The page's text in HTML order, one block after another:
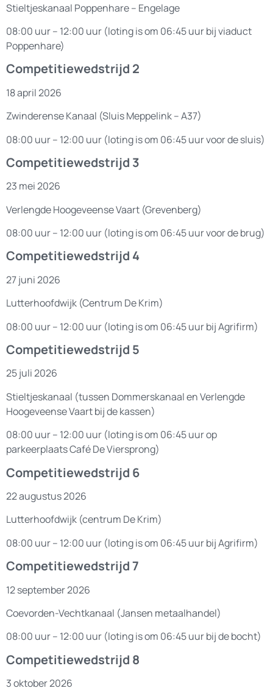
Stieltjeskanaal Poppenhare – Engelage
08:00 uur – 12:00 uur (loting is om 06:45 uur bij viaduct
Poppenhare)
Competitiewedstrijd 2
18 april 2026
Zwinderense Kanaal (Sluis Meppelink – A37)
08:00 uur – 12:00 uur (loting is om 06:45 uur voor de sluis)
Competitiewedstrijd 3
23 mei 2026
Verlengde Hoogeveense Vaart (Grevenberg)
08:00 uur – 12:00 uur (loting is om 06:45 uur voor de brug)
Competitiewedstrijd 4
27 juni 2026
Lutterhoofdwijk (Centrum De Krim)
08:00 uur – 12:00 uur (loting is om 06:45 uur bij Agrifirm)
Competitiewedstrijd 5
25 juli 2026
Stieltjeskanaal (tussen Dommerskanaal en Verlengde
Hoogeveense Vaart bij de kassen)
08:00 uur – 12:00 uur (loting is om 06:45 uur op
parkeerplaats Café De Viersprong)
Competitiewedstrijd 6
22 augustus 2026
Lutterhoofdwijk (centrum De Krim)
08:00 uur – 12:00 uur (loting is om 06:45 uur bij Agrifirm)
Competitiewedstrijd 7
12 september 2026
Coevorden-Vechtkanaal (Jansen metaalhandel)
08:00 uur – 12:00 uur (loting is om 06:45 uur bij de bocht)
Competitiewedstrijd 8
3 oktober 2026